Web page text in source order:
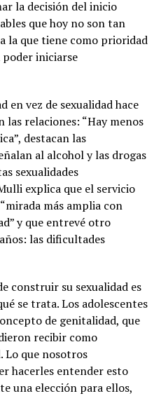
la decisión del inicio
que hoy no son tan
la que tiene como prioridad
iniciarse
en vez de sexualidad hace
las relaciones: “Hay menos
destacan las
al alcohol y las drogas
sexualidades
explica que el servicio
más amplia con
y que entrevé otro
las dificultades
construir su sexualidad es
se trata. Los adolescentes
de genitalidad, que
recibir como
Lo que nosotros
hacerles entender esto
una elección para ellos,